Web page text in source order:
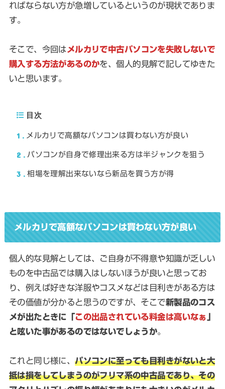
ればならない方が急増しているというのが現状でありま
す。
そこで、今回は メルカリで中古パソコンを失敗しないで
購入する方法があるのかを、個人的見解で記してゆきた
いと思います。
目次
1 メルカリで高額なパソコンは買わない方が良い
2 パソコンが自身で修理出来る方は半ジャンクを狙う
3 相場を理解出来ないなら新品を買う方が得
メルカリで高額なパソコンは買わない方が良い
個人的な見解としては、ご自身が不得意や知識が乏しい
ものを中古品では購入はしないほうが良いと思ってお
り、例えば好きな洋服やコスメなどは目利きがある方は
その価値が分かると思うのですが、そこで新製品のコス
メが出たときに「この出品されている料金は高いなぁ
と呟いた事があるのではないでしょうか。
これと同じ様に、パソコンに至っても目利きがないと大
抵は損をしてしまうのがフリマ系の中古品であり、その